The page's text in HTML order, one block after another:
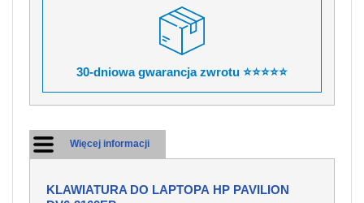
30-dniowa gwarancja zwrotu ⭐⭐⭐⭐⭐
Więcej informacji
KLAWIATURA DO LAPTOPA HP PAVILION